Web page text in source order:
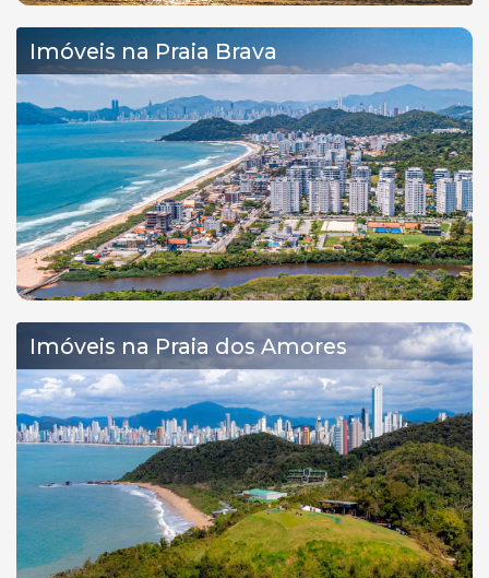
Imóveis na Praia Brava
Imóveis na Praia dos Amores